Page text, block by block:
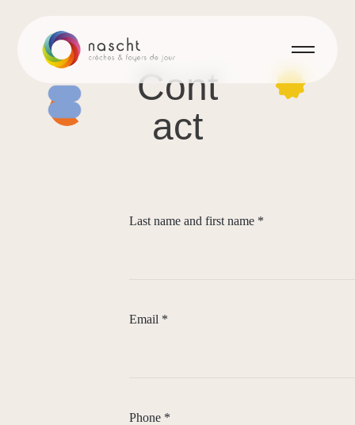
Cont
act
Last name and first name *
Email *
Phone *